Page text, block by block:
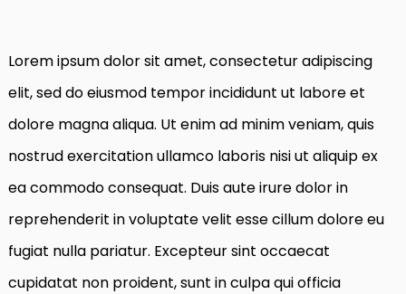
Lorem ipsum dolor sit amet, consectetur adipiscing
elit, sed do eiusmod tempor incididunt ut labore et
dolore magna aliqua. Ut enim ad minim veniam, quis
nostrud exercitation ullamco laboris nisi ut aliquip ex
ea commodo consequat. Duis aute irure dolor in
reprehenderit in voluptate velit esse cillum dolore eu
fugiat nulla pariatur. Excepteur sint occaecat
cupidatat non proident, sunt in culpa qui officia